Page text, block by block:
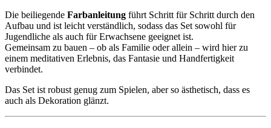
Die beiliegende Farbanleitung führt Schritt für Schritt durch den
Aufbau und ist leicht verständlich, sodass das Set sowohl für
Jugendliche als auch für Erwachsene geeignet ist.
Gemeinsam zu bauen – ob als Familie oder allein – wird hier zu
einem meditativen Erlebnis, das Fantasie und Handfertigkeit
verbindet.
Das Set ist robust genug zum Spielen, aber so ästhetisch, dass es
auch als Dekoration glänzt.